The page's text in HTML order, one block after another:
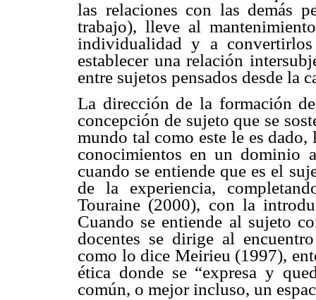
las relaciones con las demás
trabajo), lleve al
individualidad y a
establecer una relación
entre sujetos pensados desde la
La dirección de la formación
concepción de sujeto que se
mundo tal como este le es
conocimientos en un dominio
cuando se entiende que es el
de la experiencia,
Touraine (2000), con la
Cuando se entiende al sujeto
docentes se dirige al
como lo dice Meirieu (1997),
ética donde se “expresa y
común, o mejor incluso, un